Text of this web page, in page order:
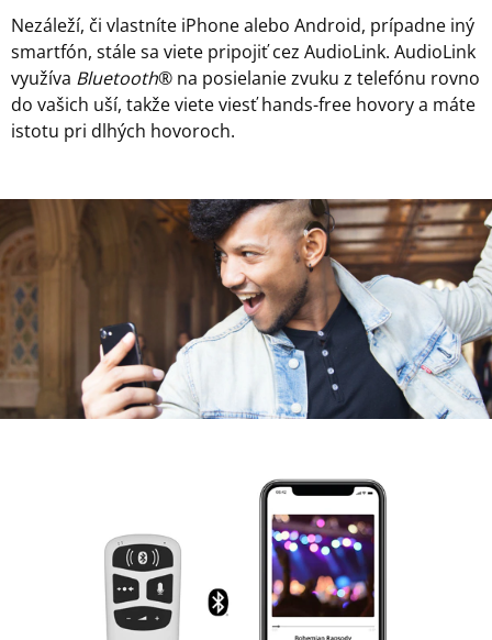
Nezáleží, či vlastníte iPhone alebo Android, prípadne iný
smartfón, stále sa viete pripojiť cez AudioLink. AudioLink
využíva Bluetooth® na posielanie zvuku z telefónu rovno
do vašich uší, takže viete viesť hands-free hovory a máte
istotu pri dlhých hovoroch.